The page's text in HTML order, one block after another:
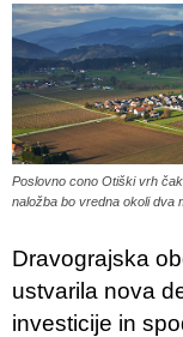
Poslovno cono Otiški vrh
naložba bo vredna okoli dva
Dravograjska
ustvarila nova
investicije in